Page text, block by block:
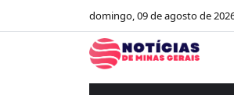
domingo, 09 de agosto de